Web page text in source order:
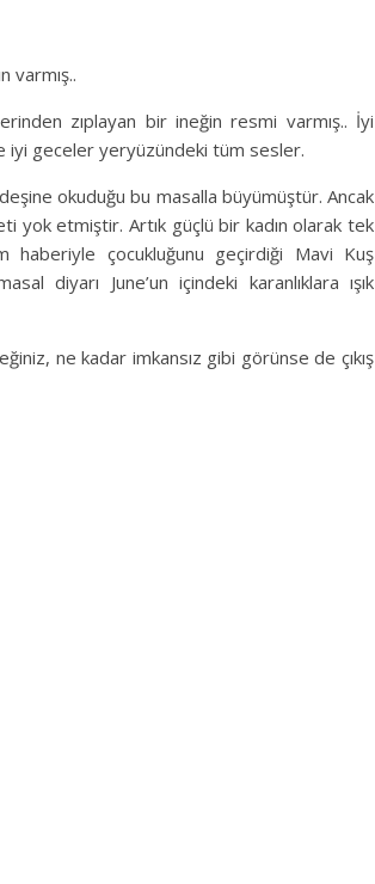
varmış..
zıplayan bir ineğin resmi varmış.. İyi
iyi geceler yeryüzündeki tüm sesler.
okuduğu bu masalla büyümüştür. Ancak
yok etmiştir. Artık güçlü bir kadın olarak tek
haberiyle çocukluğunu geçirdiği Mavi Kuş
diyarı June’un içindeki karanlıklara ışık
ne kadar imkansız gibi görünse de çıkış